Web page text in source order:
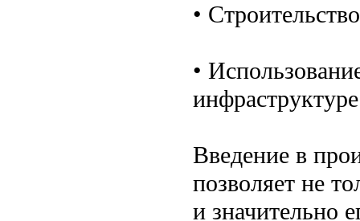
•
•
Введение в
позволяет не
и значительно